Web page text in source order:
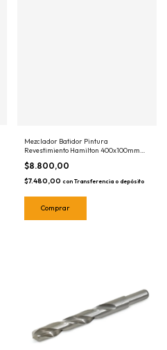
Mezclador Batidor Pintura
Revestimiento Hamilton 400x100mm
$8.800,00
$7.480,00 con Transferencia o depósito